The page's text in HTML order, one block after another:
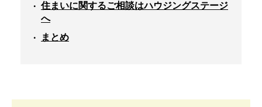
住まいに関するご相談はハウジングステージ
へ
まとめ